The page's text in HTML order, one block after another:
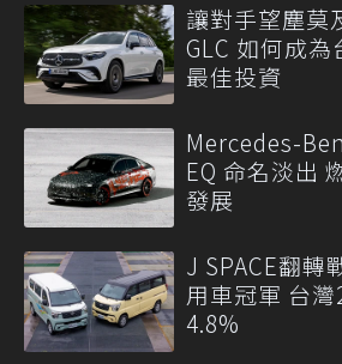
讓對手望塵莫
GLC 如何成為
最佳投資
Mercedes-
EQ 命名淡出
發展
J SPACE翻轉
用車冠軍 台
4.8%